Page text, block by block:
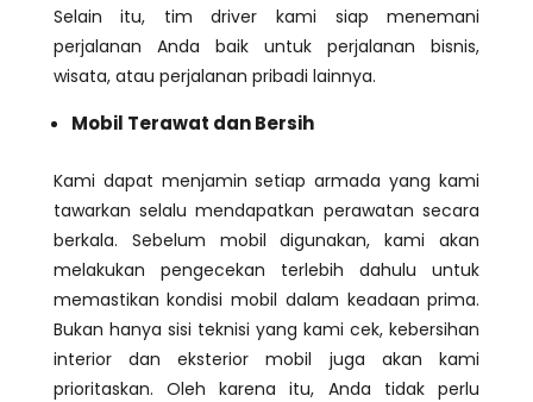
Selain itu, tim driver kami siap menemani
perjalanan Anda baik untuk perjalanan bisnis,
wisata, atau perjalanan pribadi lainnya.
Mobil Terawat dan Bersih
Kami dapat menjamin setiap armada yang kami
tawarkan selalu mendapatkan perawatan secara
berkala. Sebelum mobil digunakan, kami akan
melakukan pengecekan terlebih dahulu untuk
memastikan kondisi mobil dalam keadaan prima.
Bukan hanya sisi teknisi yang kami cek, kebersihan
interior dan eksterior mobil juga akan kami
prioritaskan. Oleh karena itu, Anda tidak perlu